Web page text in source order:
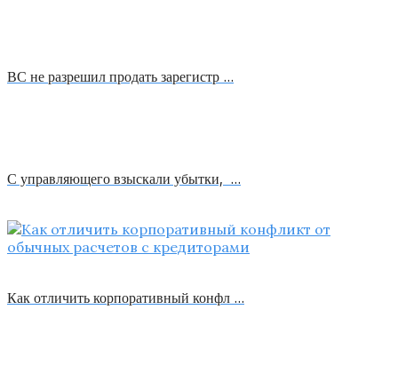
ВС не разрешил продать зарегистр …
С управляющего взыскали убытки, …
Как отличить корпоративный конфл …